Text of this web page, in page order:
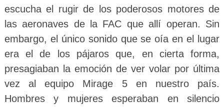
escucha el rugir de los poderosos motores de
las aeronaves de la FAC que allí operan. Sin
embargo, el único sonido que se oía en el lugar
era el de los pájaros que, en cierta forma,
presagiaban la emoción de ver volar por última
vez al equipo Mirage 5 en nuestro país.
Hombres y mujeres esperaban en silencio